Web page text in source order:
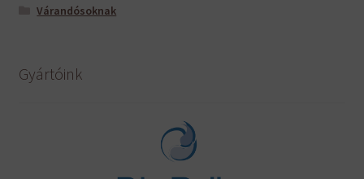
Várandósoknak
Gyártóink